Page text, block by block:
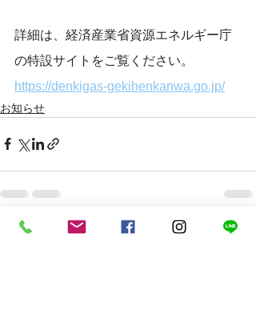
詳細は、経済産業省資源エネルギー庁
の特設サイトをご覧ください。
https://denkigas-gekihenkanwa.go.jp/
お知らせ
最新記事 すべて表示